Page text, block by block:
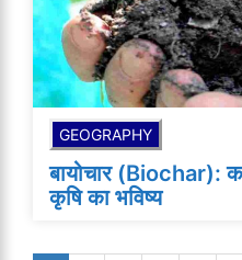
GEOGRAPHY
बायोचार (Biochar):
कृषि का भविष्य